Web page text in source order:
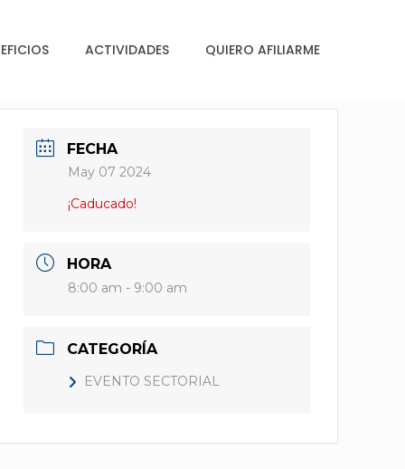
ACTIVIDADES QUIERO AFILIARME
FECHA
May 07 2024
¡Caducado!
HORA
8:00 am - 9:00 am
CATEGORÍA
EVENTO SECTORIAL